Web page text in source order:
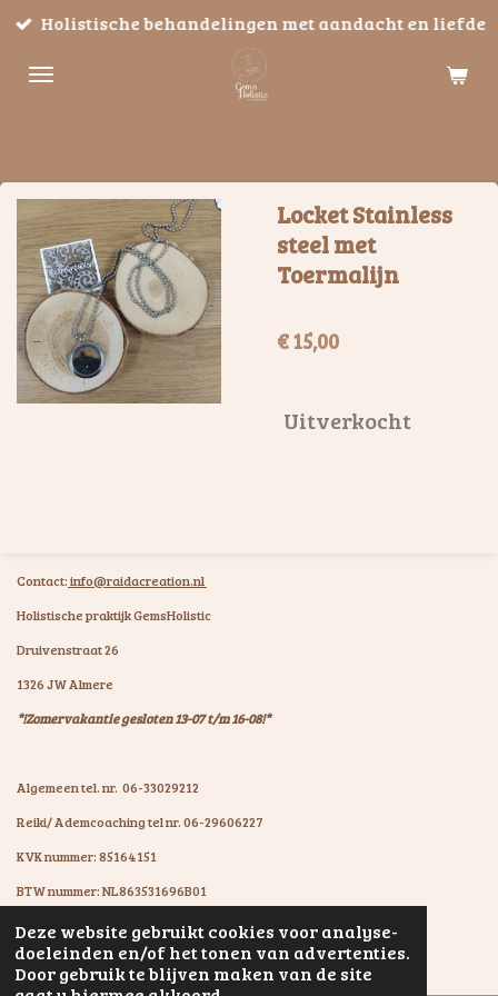
Deze website gebruikt cookies voor analyse-
doeleinden en/of het tonen van advertenties.
Door gebruik te blijven maken van de site
Ga
naar
Holistische behandelingen met aandacht en liefde
Locket Stainless
steel met
Toermalijn
€ 15,00
Uitverkocht
Contact:info@raidacreation.nl
Holistische praktijk GemsHolistic
Druivenstraat 26
1326 JW Almere
*!Zomervakantie gesloten 13-07 t/m 16-08!*
Algemeen tel. nr. 06-33029212
Reiki/ Ademcoaching tel nr. 06-29606227
KVK nummer: 85164151
BTW nummer: NL863531696B01
IBAN: NL07KNAB0602931894
© 2020 - 2026 GemsHolistic by RaïdaCreation
Powered byJouwWeb